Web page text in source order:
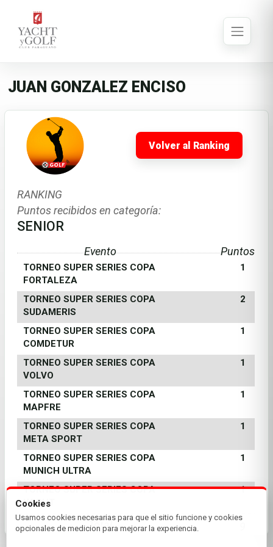
JUAN GONZALEZ ENCISO
Volver al Ranking
RANKING
Puntos recibidos en categoría:
SENIOR
Evento Puntos
TORNEO SUPER SERIES COPA
FORTALEZA
1
TORNEO SUPER SERIES COPA
SUDAMERIS
2
TORNEO SUPER SERIES COPA
COMDETUR
1
TORNEO SUPER SERIES COPA
VOLVO
1
TORNEO SUPER SERIES COPA
MAPFRE
1
TORNEO SUPER SERIES COPA
META SPORT
1
TORNEO SUPER SERIES COPA
MUNICH ULTRA
1
TORNEO SUPER SERIES COPA
YACHT
1
Total
Cookies
Usamos cookies necesarias para que el sitio funcione y cookies
opcionales de medicion para mejorar la experiencia.